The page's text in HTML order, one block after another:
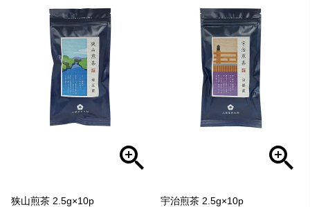
狭山煎茶 2.5g×10p 宇治煎茶 2.5g×10p